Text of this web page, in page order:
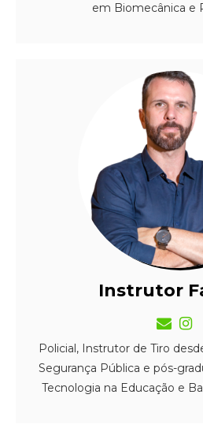
em Biomecânica e
Instrutor
Policial, Instrutor de Tiro
Segurança Pública e pós-
Tecnologia na Educação e